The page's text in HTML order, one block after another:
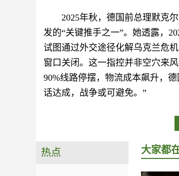
2025年秋，德国前总理默克
发的“关键推手之一”。她透露，
试图通过外交途径化解乌克兰危
窗口关闭。这一指控并非空穴来
90%线路停摆，物流成本飙升，
话达成，战争或可避免。”
热点 大家都